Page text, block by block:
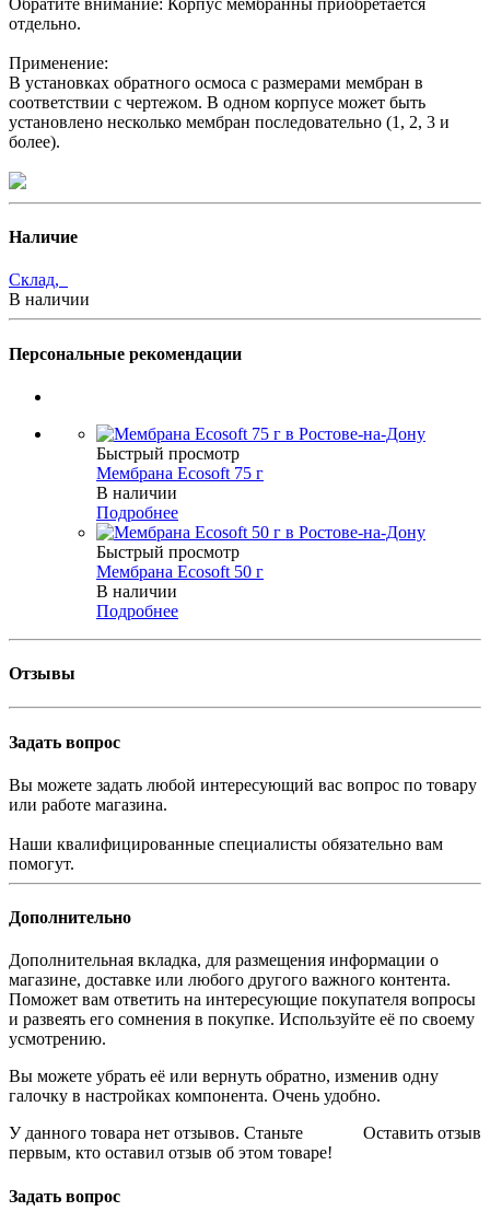
отдельно.
Применение:
В установках обратного осмоса с размерами мембран в
соответствии с чертежом. В одном корпусе может быть
установлено несколько мембран последовательно (1, 2, 3 и
более).
Наличие
Склад,
В наличии
Персональные рекомендации
Быстрый просмотр
Мембрана Ecosoft 75 г
В наличии
Подробнее
Быстрый просмотр
Мембрана Ecosoft 50 г
В наличии
Подробнее
Отзывы
Задать вопрос
Вы можете задать любой интересующий вас вопрос по товару
или работе магазина.
Наши квалифицированные специалисты обязательно вам
помогут.
Дополнительно
Дополнительная вкладка, для размещения информации о
магазине, доставке или любого другого важного контента.
Поможет вам ответить на интересующие покупателя вопросы
и развеять его сомнения в покупке. Используйте её по своему
усмотрению.
Вы можете убрать её или вернуть обратно, изменив одну
галочку в настройках компонента. Очень удобно.
Оставить отзыв
У данного товара нет отзывов. Станьте
первым, кто оставил отзыв об этом товаре!
Задать вопрос